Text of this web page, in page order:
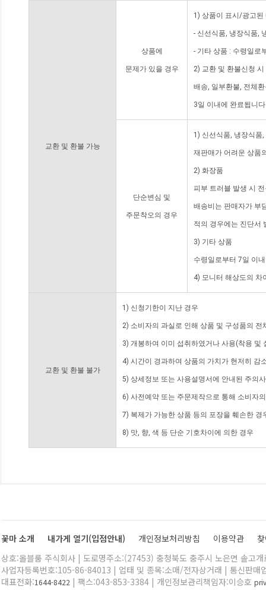
교환 및 환불 가능
상품에
문제가 있을 경우
1) 상품이 표시/광고된
- 신선식품, 냉장식품,
- 기타 상품 : 수령일로
2) 교환 및 환불신청
배송, 일부환불, 전체
3일 이내에 완료됩니
단순변심 및
주문착오의 경우
1) 신선식품, 냉장식품
재판매가 어려운 상품
2) 화장품
피부 트러블 발생 시
배송비는 판매자가 부
적의 경우에는 진단서
3) 기타 상품
수령일로부터 7일 이
4) 모니터 해상도의 차
교환 및 환불 불가
1) 신청기한이 지난 경우
2) 소비자의 과실로 인해 상품 및 구성품의
3) 개봉하여 이미 섭취하였거나 사용(착용 및
4) 시간이 경과하여 상품의 가치가 현저히 감
5) 상세정보 또는 사용설명서에 안내된 주의
6) 사전예약 또는 주문제작으로 통해 소비자
7) 복제가 가능한 상품 등의 포장을 훼손한 경
8) 맛, 향, 색 등 단순 기호차이에 의한 경우
꽃마 소개 내가게 열기(입점안내) 개인정보처리방침 이용약관
상호:올블룸 주식회사 | 도로명주소:(27453) 충청북도 충주시 노은면 솔고
사업자등록번호:105-86-84013 | 업태 및 종목:소매/전자상거래 | 통신판매
대표전화:1644-8422 | 팩스:043-853-3384 | 개인정보관리책임자:이승호